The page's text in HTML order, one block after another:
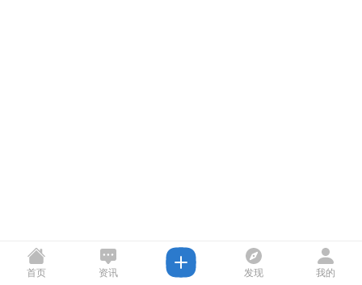
首页 资讯 发现 我的